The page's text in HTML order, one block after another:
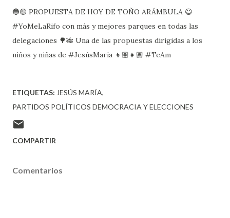
🔵🟡 PROPUESTA DE HOY DE TOÑO ARÁMBULA 😃
#YoMeLaRifo con más y mejores parques en todas las
delegaciones 🌳🎋 Una de las propuestas dirigidas a los
niños y niñas de #JesúsMaría 👦🏽👧🏽 #TeAm
ETIQUETAS: JESÚS MARÍA
PARTIDOS POLÍTICOS DEMOCRACIA Y ELECCIONES
COMPARTIR
Comentarios